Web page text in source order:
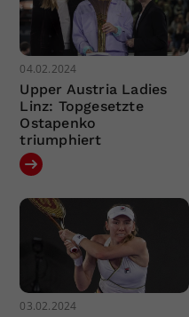
04.02.2024
Upper Austria Ladies
Linz: Topgesetzte
Ostapenko
triumphiert
03.02.2024